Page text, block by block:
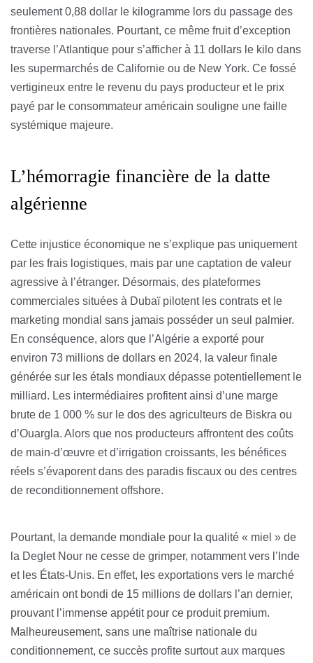
seulement 0,88 dollar le kilogramme lors du passage des
frontières nationales. Pourtant, ce même fruit d’exception
traverse l’Atlantique pour s’afficher à 11 dollars le kilo dans
les supermarchés de Californie ou de New York. Ce fossé
vertigineux entre le revenu du pays producteur et le prix
payé par le consommateur américain souligne une faille
systémique majeure.
L’hémorragie financière de la datte
algérienne
Cette injustice économique ne s’explique pas uniquement
par les frais logistiques, mais par une captation de valeur
agressive à l’étranger. Désormais, des plateformes
commerciales situées à Dubaï pilotent les contrats et le
marketing mondial sans jamais posséder un seul palmier.
En conséquence, alors que l’Algérie a exporté pour
environ 73 millions de dollars en 2024, la valeur finale
générée sur les étals mondiaux dépasse potentiellement le
milliard. Les intermédiaires profitent ainsi d’une marge
brute de 1 000 % sur le dos des agriculteurs de Biskra ou
d’Ouargla. Alors que nos producteurs affrontent des coûts
de main-d’œuvre et d’irrigation croissants, les bénéfices
réels s’évaporent dans des paradis fiscaux ou des centres
de reconditionnement offshore.
Pourtant, la demande mondiale pour la qualité « miel » de
la Deglet Nour ne cesse de grimper, notamment vers l’Inde
et les États-Unis. En effet, les exportations vers le marché
américain ont bondi de 15 millions de dollars l’an dernier,
prouvant l’immense appétit pour ce produit premium.
Malheureusement, sans une maîtrise nationale du
conditionnement, ce succès profite surtout aux marques